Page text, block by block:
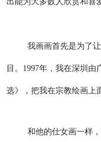
我画画首先是为了
目。1997年，我在深圳
选》，把我在宗教绘画上
和他的仕女画一样